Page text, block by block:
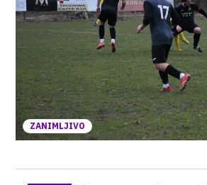
ZANIMLJIVO